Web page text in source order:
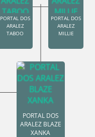
PORTAL DOS
ARALEZ BLAZE
XANKA
PORTAL DOS
ARALEZ
TABOO
PORTAL DOS
ARALEZ
MILLIE